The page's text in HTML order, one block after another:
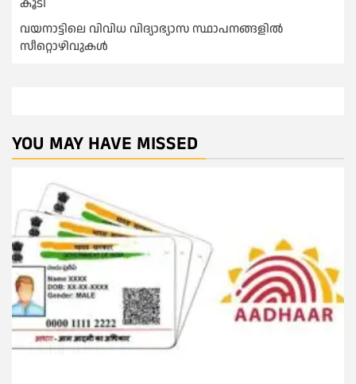
കൂടി
വയനാട്ടിലെ വിവിധ വിദ്യാഭ്യാസ സ്ഥാപനങ്ങളിൽ
സീറ്റൊഴിവുകൾ
YOU MAY HAVE MISSED